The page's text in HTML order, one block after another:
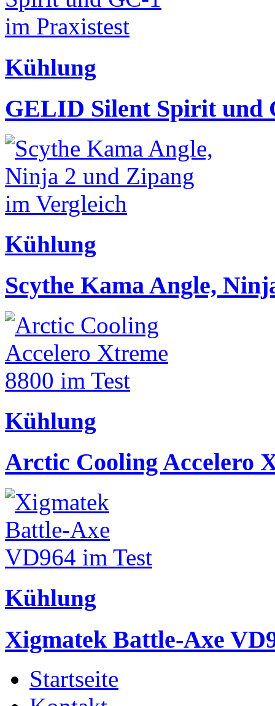
Kühlung
GELID Silent Spirit und
Kühlung
Scythe Kama Angle,
Kühlung
Arctic Cooling Accelero
Kühlung
Xigmatek Battle-Axe
Startseite